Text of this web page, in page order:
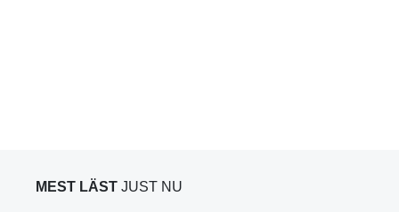
MEST LÄST JUST NU